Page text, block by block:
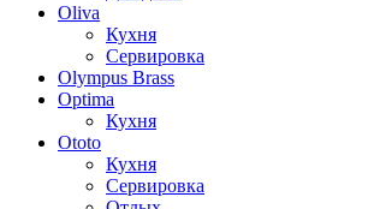
Oliva
Кухня
Сервировка
Olympus Brass
Optima
Кухня
Ototo
Кухня
Сервировка